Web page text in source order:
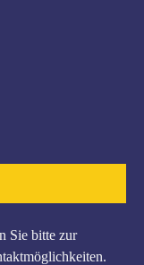
Sie bitte zur